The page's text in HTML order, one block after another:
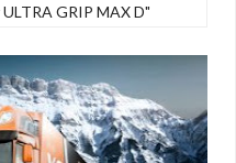
GRIP MAX D"